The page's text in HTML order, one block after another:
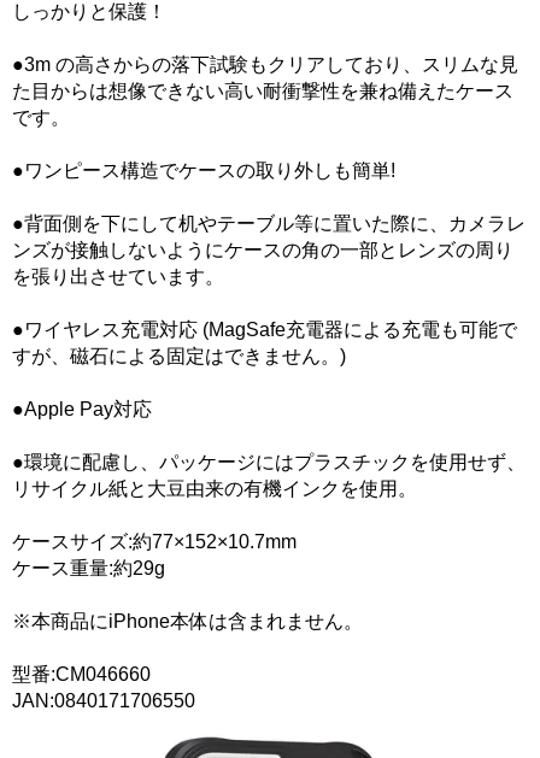
しっかりと保護！
●3m の高さからの落下試験もクリアしており、スリムな見
た目からは想像できない高い耐衝撃性を兼ね備えたケース
です。
●ワンピース構造でケースの取り外しも簡単!
●背面側を下にして机やテーブル等に置いた際に、カメラレ
ンズが接触しないようにケースの角の一部とレンズの周り
を張り出させています。
●ワイヤレス充電対応 (MagSafe充電器による充電も可能で
すが、磁石による固定はできません。)
●Apple Pay対応
●環境に配慮し、パッケージにはプラスチックを使用せず、
リサイクル紙と大豆由来の有機インクを使用。
ケースサイズ:約77×152×10.7mm
ケース重量:約29g
※本商品にiPhone本体は含まれません。
型番:CM046660
JAN:0840171706550